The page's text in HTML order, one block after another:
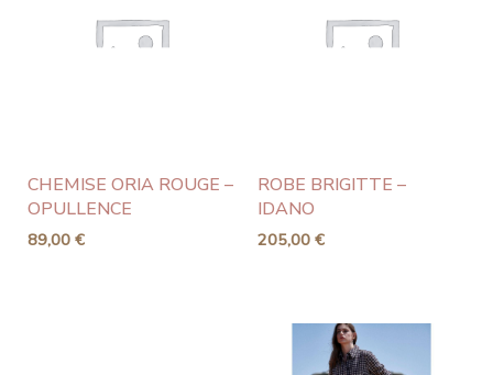
CHEMISE ORIA ROUGE –
OPULLENCE
89,00 €
ROBE BRIGITTE –
IDANO
205,00 €